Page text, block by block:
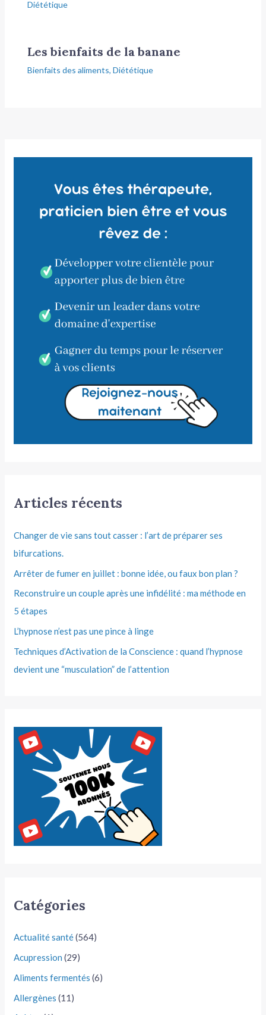
Diététique
Les bienfaits de la banane
Bienfaits des aliments, Diététique
Articles récents
Changer de vie sans tout casser : l’art de préparer ses
bifurcations.
Arrêter de fumer en juillet : bonne idée, ou faux bon plan ?
Reconstruire un couple après une infidélité : ma méthode en
5 étapes
L’hypnose n’est pas une pince à linge
Techniques d’Activation de la Conscience : quand l’hypnose
devient une “musculation” de l’attention
Catégories
Actualité santé(564)
Acupression (29)
Aliments fermentés (6)
Allergènes (11)